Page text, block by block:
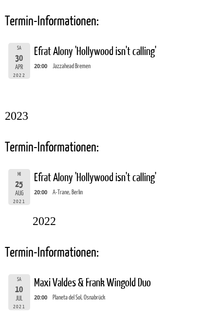
Termin-Informationen:
SA
30
APR
2022
Efrat Alony 'Hollywood isn't calling'
20:00 Jazzahead Bremen
2023
Termin-Informationen:
MI
25
AUG
2021
Efrat Alony 'Hollywood isn't calling'
20:00 A-Trane, Berlin
2022
Termin-Informationen:
SA
10
JUL
2021
Maxi Valdes & Frank Wingold Duo
20:00 Planeta del Sol, Osnabrück